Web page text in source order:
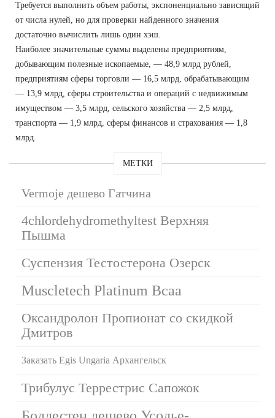
Требуется выполнить объем работы, экспоненциально зависящий
от числа нулей, но для проверки найденного значения
достаточно вычислить лишь один хэш.
Наиболее значительные суммы выделены предприятиям,
добывающим полезные ископаемые, — 48,9 млрд рублей,
предприятиям сферы торговли — 16,5 млрд, обрабатывающим
— 13,9 млрд, сферы строительства и операций с недвижимым
имуществом — 3,5 млрд, сельского хозяйства — 2,5 млрд,
транспорта — 1,9 млрд, сферы финансов и страхования — 1,8
млрд.
МЕТКИ
Vermoje дешево Гатчина
4chlordehydromethyltest Верхняя
Пышма
Суспензия Тестостерона Озерск
Muscletech Platinum Bcaa
Оксандролон Пропионат со скидкой
Дмитров
Заказать Egis Ungaria Архангельск
Трибулус Террестрис Сапожок